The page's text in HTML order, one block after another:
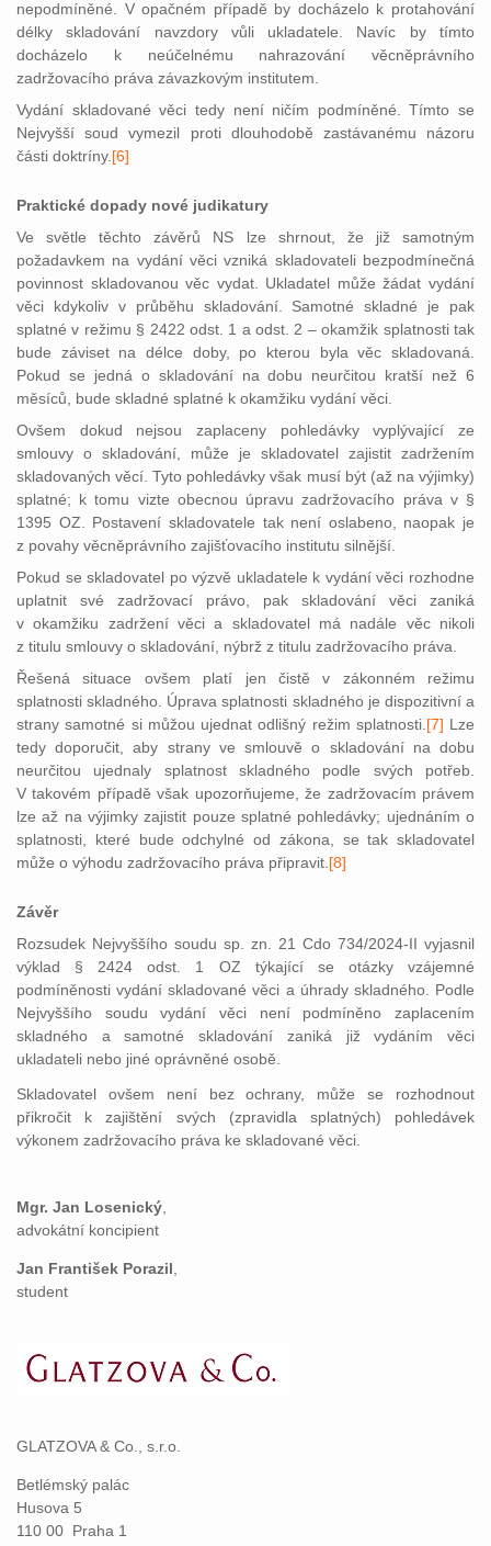
nepodmíněné. V opačném případě by docházelo k protahování
délky skladování navzdory vůli ukladatele. Navíc by tímto
docházelo k neúčelnému nahrazování věcněprávního
zadržovacího práva závazkovým institutem.
Vydání skladované věci tedy není ničím podmíněné. Tímto se
Nejvyšší soud vymezil proti dlouhodobě zastávanému názoru
části doktríny. [6]
Praktické dopady nové judikatury
Ve světle těchto závěrů NS lze shrnout, že již samotným
požadavkem na vydání věci vzniká skladovateli bezpodmínečná
povinnost skladovanou věc vydat. Ukladatel může žádat vydání
věci kdykoliv v průběhu skladování. Samotné skladné je pak
splatné v režimu § 2422 odst. 1 a odst. 2 – okamžik splatnosti tak
bude záviset na délce doby, po kterou byla věc skladovaná.
Pokud se jedná o skladování na dobu neurčitou kratší než 6
měsíců, bude skladné splatné k okamžiku vydání věci.
Ovšem dokud nejsou zaplaceny pohledávky vyplývající ze
smlouvy o skladování, může je skladovatel zajistit zadržením
skladovaných věcí. Tyto pohledávky však musí být (až na výjimky)
splatné; k tomu vizte obecnou úpravu zadržovacího práva v §
1395 OZ. Postavení skladovatele tak není oslabeno, naopak je
z povahy věcněprávního zajišťovacího institutu silnější.
Pokud se skladovatel po výzvě ukladatele k vydání věci rozhodne
uplatnit své zadržovací právo, pak skladování věci zaniká
v okamžiku zadržení věci a skladovatel má nadále věc nikoli
z titulu smlouvy o skladování, nýbrž z titulu zadržovacího práva.
Řešená situace ovšem platí jen čistě v zákonném režimu
splatnosti skladného. Úprava splatnosti skladného je dispozitivní a
strany samotné si můžou ujednat odlišný režim splatnosti. [7] Lze
tedy doporučit, aby strany ve smlouvě o skladování na dobu
neurčitou ujednaly splatnost skladného podle svých potřeb.
V takovém případě však upozorňujeme, že zadržovacím právem
lze až na výjimky zajistit pouze splatné pohledávky; ujednáním o
splatnosti, které bude odchylné od zákona, se tak skladovatel
může o výhodu zadržovacího práva připravit. [8]
Závěr
Rozsudek Nejvyššího soudu sp. zn. 21 Cdo 734/2024-II vyjasnil
výklad § 2424 odst. 1 OZ týkající se otázky vzájemné
podmíněnosti vydání skladované věci a úhrady skladného. Podle
Nejvyššího soudu vydání věci není podmíněno zaplacením
skladného a samotné skladování zaniká již vydáním věci
ukladateli nebo jiné oprávněné osobě.
Skladovatel ovšem není bez ochrany, může se rozhodnout
přikročit k zajištění svých (zpravidla splatných) pohledávek
výkonem zadržovacího práva ke skladované věci.
Mgr. Jan Losenický
advokátní koncipient
Jan František Porazil
student
GLATZOVA & Co., s.r.o.
Betlémský palác
Husova 5
110 00 Praha 1